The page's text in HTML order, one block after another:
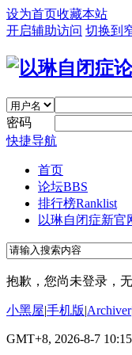
设为首页收藏本站
开启辅助访问 切换到
密码
快捷导航
首页
论坛BBS
排行榜Ranklist
以琳自闭症新官
抱歉，您尚未登录，
小黑屋|手机版|Archiver|
GMT+8, 2026-8-7 10:15